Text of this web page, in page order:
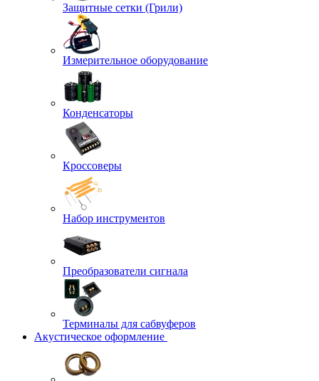
Защитные сетки (Грили)
Измерительное оборудование
Конденсаторы
Кроссоверы
Набор инструментов
Преобразователи сигнала
Терминалы для сабвуферов
Акустическое оформление